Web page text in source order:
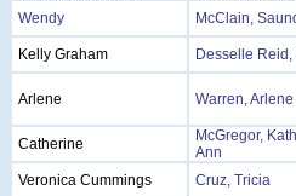
Wendy
McClain,
Kelly Graham Desselle Reid,
Arlene Warren, Arlene
Catherine
McGregor,
Ann
Veronica Cummings Cruz, Tricia